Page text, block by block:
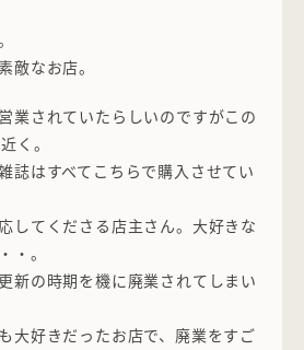
敵なお店。
業されていたらしいのですがこの
く。
誌はすべてこちらで購入させてい
してくださる店主さん。大好きな
・。
新の時期を機に廃業されてしまい
大好きだったお店で、廃業をすご